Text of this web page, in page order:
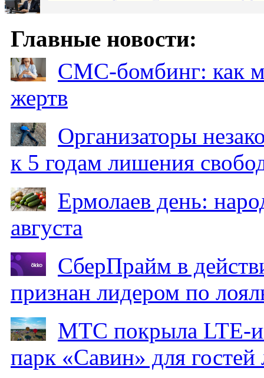
Главные новости:
СМС-бомбинг: как
жертв
Организаторы
к 5 годам лишения
Ермолаев день:
августа
СберПрайм в
признан лидером по
МТС покрыла LTE-
парк «Савин» для гостей